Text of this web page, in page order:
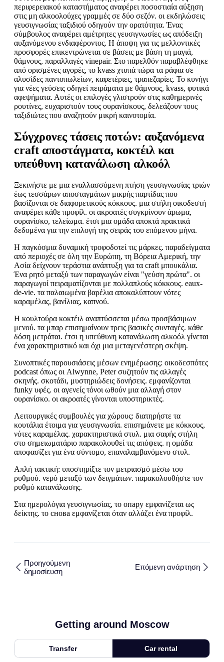
περιφερειακού καταστήματος αναφέρει ποσοστιαία αύξηση
στις μη αλκοολούχες γραμμές σε δύο σεζόν. οι εκδηλώσεις
γευσιγνωσίας ταξιδιού οδηγούν την ορατότητα. Ένας
σύμβουλος αναφέρει αμέτρητες γευσιγνωσίες ως απόδειξη
αυξανόμενου ενδιαφέροντος. Η άποψη για τις μελλοντικές
προσφορές επικεντρώνεται σε βάσεις με βάση τη μαγιά,
θάμνους, παραλλαγές vinepair. Στο παρελθόν παραβλέφθηκε
από ορισμένες αγορές, το kvass χτυπά τώρα τα ράφια σε
αλυσίδες παντοπωλείων, καφετέριες, τραπεζαρίες. Το κυνήγι
για νέες γεύσεις οδηγεί πειράματα με θάμνους, kvass, φυτικά
αφεψήματα. Αυτές οι επιλογές γλιστρούν στις καθημερινές
ρουτίνες, ευχαριστούν τους ουρανίσκους, δελεάζουν τους
ταξιδιώτες που αναζητούν μικρή καινοτομία.
Σύγχρονες τάσεις ποτών: αυξανόμενα
craft αποστάγματα, κοκτέιλ και
υπεύθυνη κατανάλωση αλκοόλ
Ξεκινήστε με μια εναλλασσόμενη πτήση γευσιγνωσίας τριών
έως τεσσάρων αποσταγμάτων μικρής παρτίδας που
βασίζονται σε διαφορετικούς κόκκους. μια στήλη οικοδεστή
αναφέρει κάθε προφίλ. οι ακροατές συγκρίνουν άρωμα,
ουρανίσκο, τελείωμα. έτσι μια ομάδα αποκτά πρακτικά
δεδομένα για την επιλογή της σειράς του επόμενου μήνα.
Η παγκόσμια δυναμική τροφοδοτεί τις μάρκες. παραδείγματα
από περιοχές σε όλη την Ευρώπη, τη Βόρεια Αμερική, την
Ασία δείχνουν τεράστια ανάπτυξη για τα craft μπουκάλια.
Ένα ρητό μεταξύ των παραγωγών είναι "γεύση πρώτα". οι
παραγωγοί πειραματίζονται με πολλαπλούς κόκκους. eaux-
de-vie. τα παλαιωμένα βαρέλια αποκαλύπτουν νότες
καραμέλας, βανίλιας, καπνού.
Η κουλτούρα κοκτέιλ αναπτύσσεται μέσω προσβάσιμων
μενού. τα μπαρ επισημαίνουν τρεις βασικές συνταγές. κάθε
δόση μετράται. έτσι η υπεύθυνη κατανάλωση αλκοόλ γίνεται
ένα χαρακτηριστικό και όχι μια μεταγενέστερη σκέψη.
Συνοπτικές παρουσιάσεις μέσων ενημέρωσης: οικοδεσπότες
podcast όπως οι Alwynne, Peter συζητούν τις αλλαγές
σκηνής. σκοτάδι, μυστηριώδεις δονήσεις. εμφανίζονται
funky υφές. οι αγενείς τόνοι ωθούν μια αλλαγή στον
ουρανίσκο. οι ακροατές γίνονται υποστηρικτές.
Λειτουργικές συμβουλές για χώρους: διατηρήστε τα
κουτάλια έτοιμα για γευσιγνωσία. επισημάνετε με κόκκους,
νότες καραμέλας. χαρακτηριστικά στυλ. μια σαφής στήλη
στο σημειωματάριο παρακολουθεί τις απόψεις. η ομάδα
αποφασίζει για ένα σύντομο, επαναλαμβανόμενο στυλ.
Απλή τακτική: υποστηρίξτε τον μετριασμό μέσω του
ρυθμού. νερό μεταξύ των δειγμάτων. παρακολουθήστε τον
ρυθμό κατανάλωσης.
Στα ημερολόγια γευσιγνωσίας, το опару εμφανίζεται ως
δείκτης. το снова εμφανίζεται όταν αλλάζει ένα προφίλ.
Προηγούμενη
δημοσίευση
Επόμενη ανάρτηση
Getting around Moscow
Transfer Car rental